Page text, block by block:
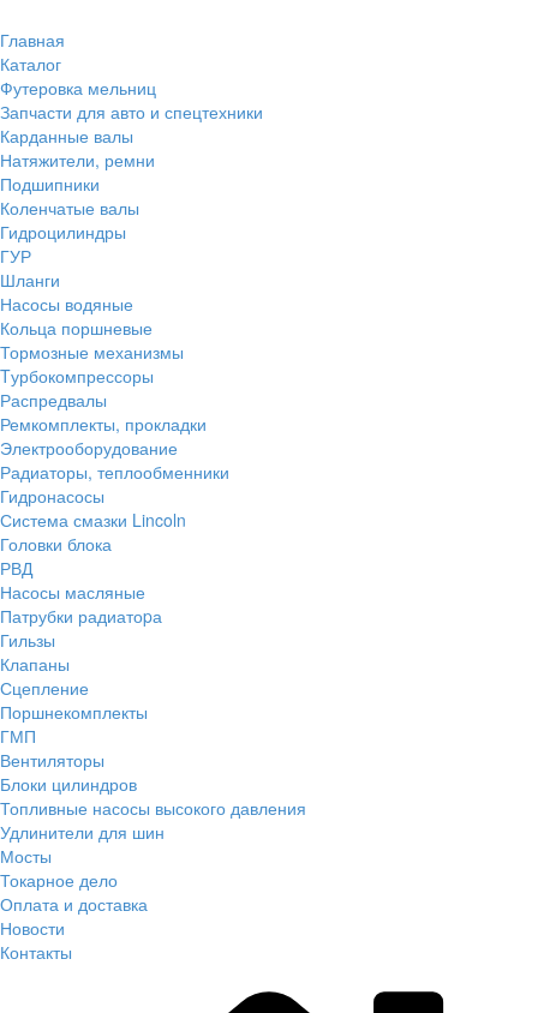
Главная
Каталог
Футеровка мельниц
Запчасти для авто и спецтехники
Карданные валы
Натяжители, ремни
Подшипники
Коленчатые валы
Гидроцилиндры
ГУР
Шланги
Насосы водяные
Кольца поршневые
Тормозные механизмы
Tурбокомпрессоры
Распредвалы
Ремкомплекты, прокладки
Электрооборудование
Радиаторы, теплообменники
Гидронасосы
Система смазки Lincoln
Головки блока
РВД
Насосы масляные
Патрубки радиатоpа
Гильзы
Клапаны
Сцепление
Поршнекомплекты
ГМП
Вентиляторы
Блоки цилиндров
Топливные насосы высокого давления
Удлинители для шин
Мосты
Токарное дело
Оплата и доставка
Новости
Контакты